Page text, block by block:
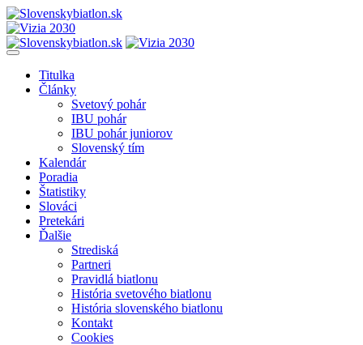
Titulka
Články
Svetový pohár
IBU pohár
IBU pohár juniorov
Slovenský tím
Kalendár
Poradia
Štatistiky
Slováci
Pretekári
Ďalšie
Strediská
Partneri
Pravidlá biatlonu
História svetového biatlonu
História slovenského biatlonu
Kontakt
Cookies